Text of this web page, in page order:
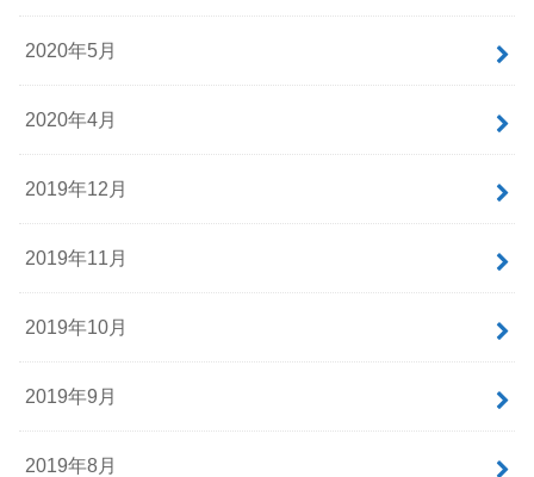
2020年5月
2020年4月
2019年12月
2019年11月
2019年10月
2019年9月
2019年8月